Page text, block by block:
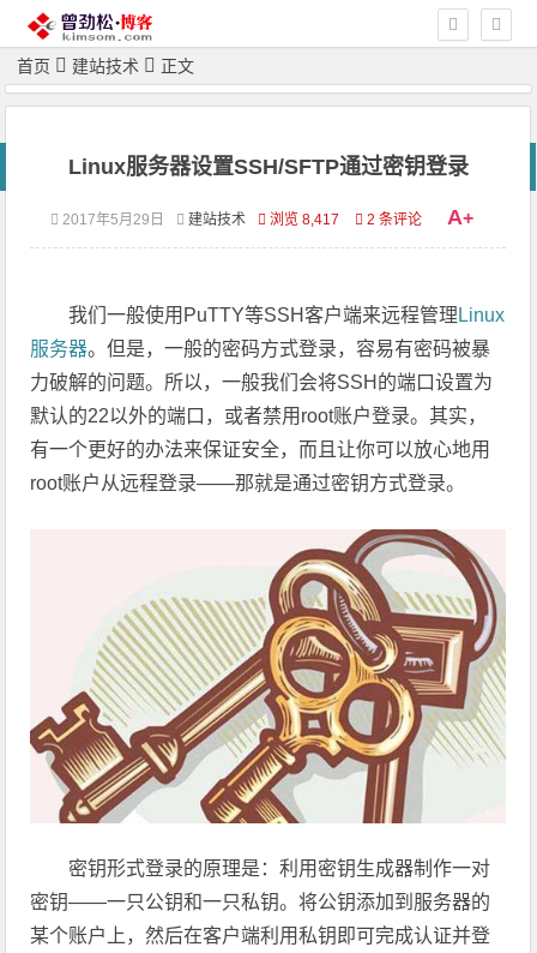
首页 建站技术 正文
Linux服务器设置SSH/SFTP通过密钥登录
2017年5月29日 建站技术 浏览 8,417 2 条评论 A+
我们一般使用PuTTY等SSH客户端来远程管理 Linux
服务器。但是，一般的密码方式登录，容易有密码被暴
力破解的问题。所以，一般我们会将SSH的端口设置为
默认的22以外的端口，或者禁用root账户登录。其实，
有一个更好的办法来保证安全，而且让你可以放心地用
root账户从远程登录——那就是通过密钥方式登录。
密钥形式登录的原理是：利用密钥生成器制作一对
密钥——一只公钥和一只私钥。将公钥添加到服务器的
某个账户上，然后在客户端利用私钥即可完成认证并登